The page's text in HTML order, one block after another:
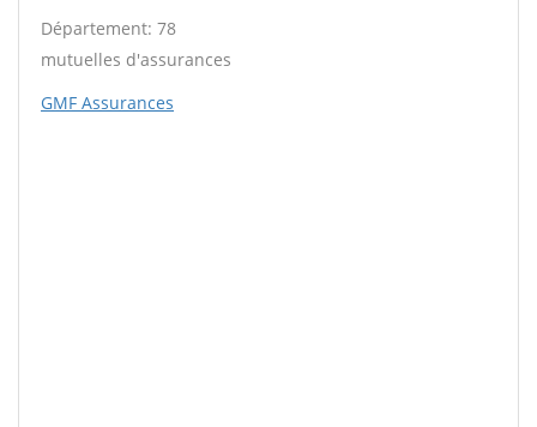
Département: 78
mutuelles d'assurances
GMF Assurances